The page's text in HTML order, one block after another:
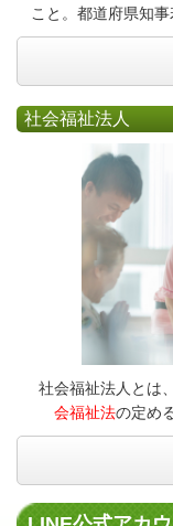
こと。都道府県知
社会福祉法人
社会福祉法人とは
会福祉法の定め